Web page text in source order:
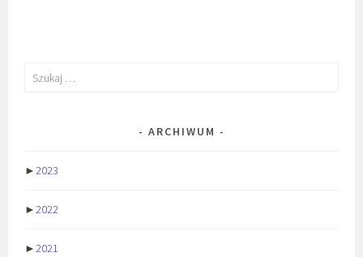
Szukaj:
ARCHIWUM
►2023
►2022
►2021